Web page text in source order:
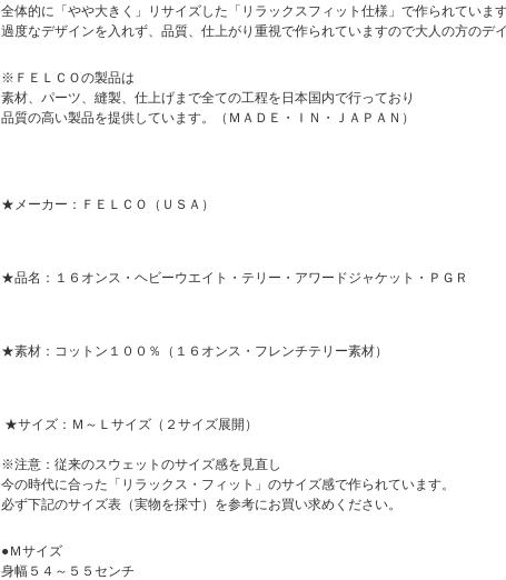
全体的に「やや大きく」リサイズした「リラックスフィット仕様」で作られていま
過度なデザインを入れず、品質、仕上がり重視で作られていますので大人の方のデ
※ＦＥＬＣＯの製品は
素材、パーツ、縫製、仕上げまで全ての工程を日本国内で行っており
品質の高い製品を提供しています。（ＭＡＤＥ・ＩＮ・ＪＡＰＡＮ）
★メーカー：ＦＥＬＣＯ（ＵＳＡ）
★品名：１６オンス・ヘビーウエイト・テリー・アワードジャケット・ＰＧＲ
★素材：コットン１００％（１６オンス・フレンチテリー素材）
★サイズ：Ｍ～Ｌサイズ（２サイズ展開）
※注意：従来のスウェットのサイズ感を見直し
今の時代に合った「リラックス・フィット」のサイズ感で作られています。
必ず下記のサイズ表（実物を採寸）を参考にお買い求めください。
●Ｍサイズ
身幅５４～５５センチ